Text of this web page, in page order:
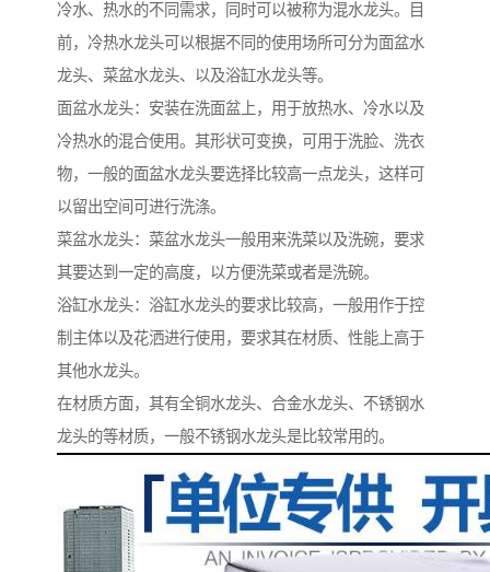
冷水、热水的不同需求，同时可以被称为混水龙头。目
前，冷热水龙头可以根据不同的使用场所可分为面盆水
龙头、菜盆水龙头、以及浴缸水龙头等。
面盆水龙头：安装在洗面盆上，用于放热水、冷水以及
冷热水的混合使用。其形状可变换，可用于洗脸、洗衣
物，一般的面盆水龙头要选择比较高一点龙头，这样可
以留出空间可进行洗涤。
菜盆水龙头：菜盆水龙头一般用来洗菜以及洗碗，要求
其要达到一定的高度，以方便洗菜或者是洗碗。
浴缸水龙头：浴缸水龙头的要求比较高，一般用作于控
制主体以及花洒进行使用，要求其在材质、性能上高于
其他水龙头。
在材质方面，其有全铜水龙头、合金水龙头、不锈钢水
龙头的等材质，一般不锈钢水龙头是比较常用的。